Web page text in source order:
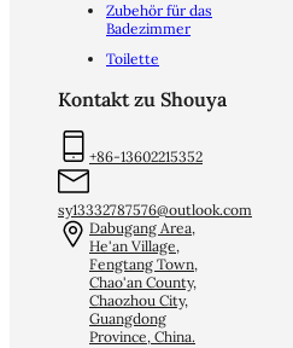
Zubehör für das
Badezimmer
Toilette
Kontakt zu Shouya
+86-13602215352
sy13332787576@outlook.com
Dabugang Area,
He'an Village,
Fengtang Town,
Chao'an County,
Chaozhou City,
Guangdong
Province, China.